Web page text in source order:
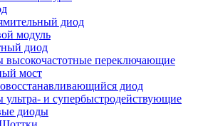
диод
модуль
диод
высокочастотные переключающие
мост
диод
ультра- и супербыстродействующие
диоды